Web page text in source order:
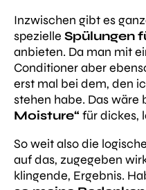
Inzwischen gibt es
spezielle Spülungen
anbieten. Da man mit
Conditioner aber
erst mal bei dem, den
stehen habe. Das wäre
Moisture“ für dickes,
So weit also die
auf das, zugegeben
klingende, Ergebnis.